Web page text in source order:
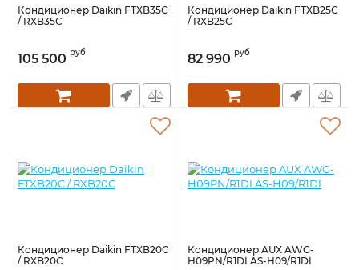
Кондиционер Daikin FTXB35C
/ RXB35C
105 500 руб
Кондиционер Daikin FTXB25C
/ RXB25C
82 990 руб
Кондиционер Daikin FTXB20C
/ RXB20C
Кондиционер AUX AWG-
H09PN/R1DI AS-H09/R1DI